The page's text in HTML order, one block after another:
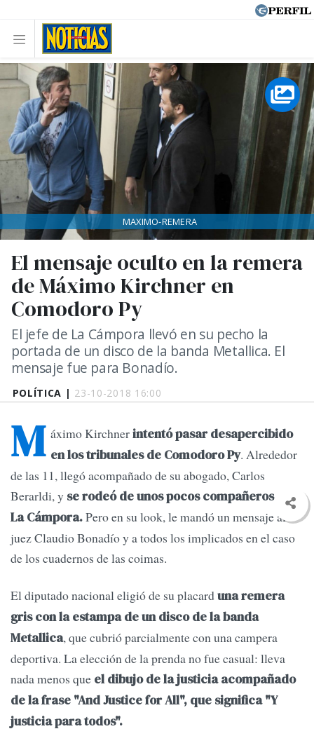
POLÍTICA | 23-10-2018 16:00
El mensaje oculto en la remera
de Máximo Kirchner en
Comodoro Py
El jefe de La Cámpora llevó en su pecho la
portada de un disco de la banda Metallica. El
mensaje fue para Bonadío.
MAXIMO-REMERA
M áximo Kirchnerintentó pasar desapercibido
en los tribunales de Comodoro Py. Alrededor
de las 11, llegó acompañado de su abogado, Carlos
Berarldi, y se rodeó de unos pocos compañeros de
La Cámpora.Pero en su look, le mandó un mensaje al
juez Claudio Bonadío y a todos los implicados en el caso
de los cuadernos de las coimas.
El diputado nacional eligió de su placarduna remera
gris con la estampa de un disco de la banda
Metallica, que cubrió parcialmente con una campera
deportiva. La elección de la prenda no fue casual: lleva
nada menos que el dibujo de la justicia acompañado
de la frase "And Justice for All", que significa "Y
justicia para todos".